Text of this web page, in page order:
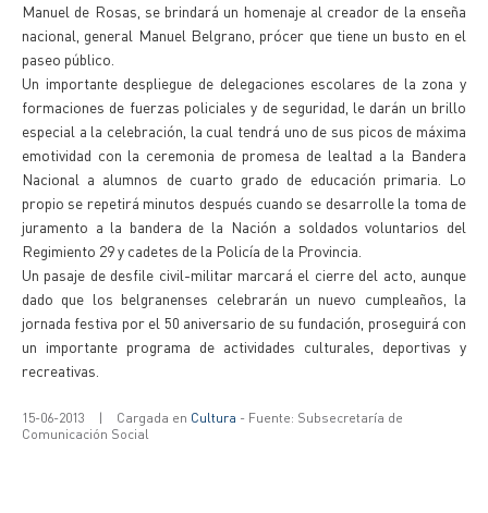
Manuel de Rosas, se brindará un homenaje al creador de la enseña
nacional, general Manuel Belgrano, prócer que tiene un busto en el
paseo público.
Un importante despliegue de delegaciones escolares de la zona y
formaciones de fuerzas policiales y de seguridad, le darán un brillo
especial a la celebración, la cual tendrá uno de sus picos de máxima
emotividad con la ceremonia de promesa de lealtad a la Bandera
Nacional a alumnos de cuarto grado de educación primaria. Lo
propio se repetirá minutos después cuando se desarrolle la toma de
juramento a la bandera de la Nación a soldados voluntarios del
Regimiento 29 y cadetes de la Policía de la Provincia.
Un pasaje de desfile civil-militar marcará el cierre del acto, aunque
dado que los belgranenses celebrarán un nuevo cumpleaños, la
jornada festiva por el 50 aniversario de su fundación, proseguirá con
un importante programa de actividades culturales, deportivas y
recreativas.
15-06-2013 | Cargada en Cultura - Fuente: Subsecretaría de
Comunicación Social